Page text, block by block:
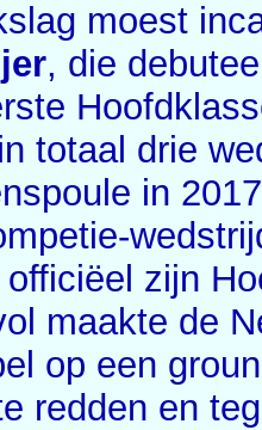
moest
, die
totaal drie
in
zijn
maakte de
op een
redden en